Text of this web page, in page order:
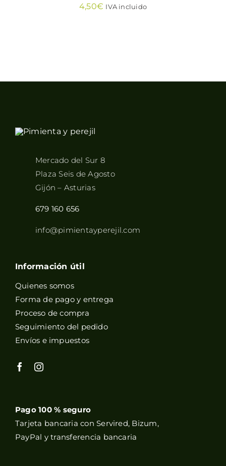
4,50€ IVA incluido
Mercado del Sur 8
Plaza Seis de Agosto
Gijón – Asturias
679 160 656
info@pimientayperejil.com
Información útil
Quienes somos
Forma de pago y entrega
Proceso de compra
Seguimiento del pedido
Envíos e impuestos
Pago 100 % seguro
Tarjeta bancaria con Servired, Bizum,
PayPal y transferencia bancaria